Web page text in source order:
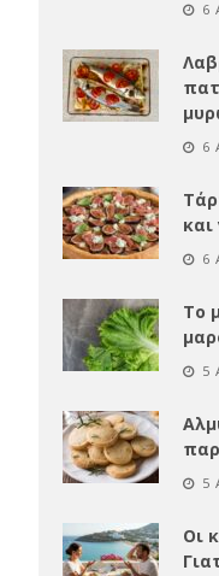
6
6
6
Το
5
5
Οι